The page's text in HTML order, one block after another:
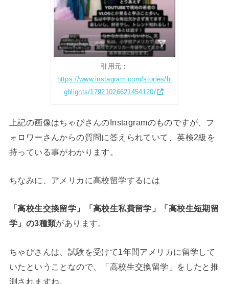
引用元：
https://www.instagram.com/stories/hi
ghlights/17921026621454120/
上記の画像はちゃぴさんのInstagramのものですが、フ
ォロワーさんからの質問に答えられていて、英検2級を
持っている事がわかります。
ちなみに、アメリカに高校留学するには
「高校生交換留学」「高校生私費留学」「高校生短期留
学」の3種類があります。
ちゃぴさんは、試験を受けて1年間アメリカに留学して
いたということなので、「高校生交換留学」をしたと推
測されますね。